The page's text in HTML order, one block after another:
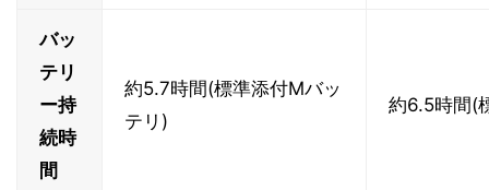
バッ
テリ
ー持
続時
間
約5.7時間(標準添付Mバッ
テリ)
約6.5時間(